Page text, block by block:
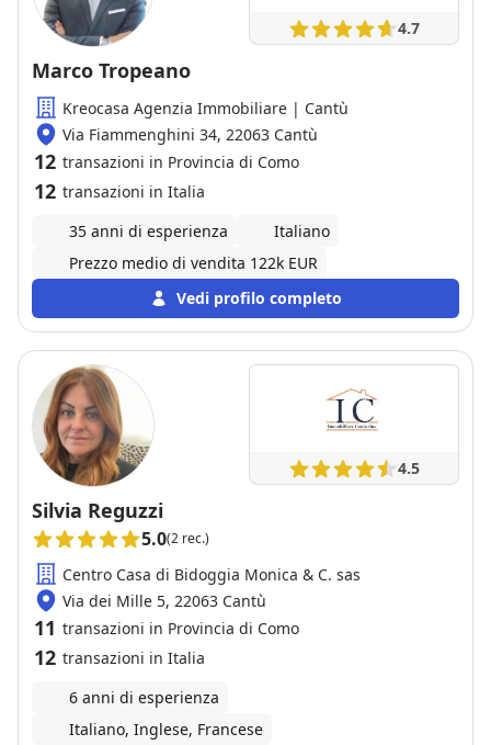
4.7
Marco Tropeano
Kreocasa Agenzia Immobiliare | Cantù
Via Fiammenghini 34, 22063 Cantù
12 transazioni in Provincia di Como
12 transazioni in Italia
35 anni di esperienza
Italiano
Prezzo medio di vendita 122k EUR
Vedi profilo completo
4.5
Silvia Reguzzi
5.0(2 rec.)
Centro Casa di Bidoggia Monica & C. sas
Via dei Mille 5, 22063 Cantù
11 transazioni in Provincia di Como
12 transazioni in Italia
6 anni di esperienza
Italiano, Inglese, Francese